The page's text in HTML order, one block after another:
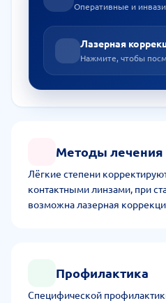
Оперативные и
Лазерная
Нажмите, чтобы
Методы лечения
Лёгкие степени
контактными линзами, при
возможна лазерная
Профилактика
Специфической